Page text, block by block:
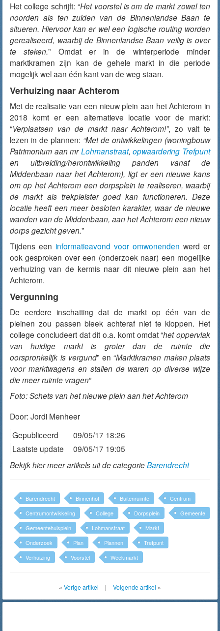
Het college schrijft: “Het voorstel is om de markt zowel ten
noorden als ten zuiden van de Binnenlandse Baan te
situeren. Hiervoor kan er wel een logische routing worden
gerealiseerd, waarbij de Binnenlandse Baan veilig is over
te steken.” Omdat er in de winterperiode minder
marktkramen zijn kan de gehele markt in die periode
mogelijk wel aan één kant van de weg staan.
Verhuizing naar Achterom
Met de realisatie van een nieuw plein aan het Achterom in
2018 komt er een alternatieve locatie voor de markt:
“Verplaatsen van de markt naar Achterom!”, zo valt te
lezen in de plannen: “Met de ontwikkelingen (woningbouw
Patrimonium aan mrLohmanstraat,opwaardering Trefpunt
en uitbreiding/herontwikkeling panden vanaf de
Middenbaan naar het Achterom), ligt er een nieuwe kans
om op het Achterom een dorpsplein te realiseren, waarbij
de markt als trekpleister goed kan functioneren. Deze
locatie heeft een meer besloten karakter, waar de nieuwe
wanden van de Middenbaan, aan het Achterom een nieuw
dorps gezicht geven.”
Tijdens een informatieavond voor omwonenden werd er
ook gesproken over een (onderzoek naar) een mogelijke
verhuizing van de kermis naar dit nieuwe plein aan het
Achterom.
Vergunning
De eerdere inschatting dat de markt op één van de
pleinen zou passen bleek achteraf niet te kloppen. Het
college concludeert dat dit o.a. komt omdat “het oppervlak
van huidige markt is groter dan de ruimte die
oorspronkelijk is vergund” en “Marktkramen maken plaats
voor marktwagens en stallen de waren op diverse wijze
die meer ruimte vragen”
Foto: Schets van het nieuwe plein aan het Achterom
Door: Jordi Menheer
Gepubliceerd
09/05/17 18:26
Laatste update
09/05/17 19:05
Bekijk hier meer artikels uit de categorieBarendrecht
Barendrecht Binnenhof Buitenruimte
Centrum
Centrumontwikkeling
College Dorpsplein
Gemeente
Gemeentehuisplein
Lohmanstraat
Markt
Onderzoek
Plan Plannen
Trefpunt
Verhuizing
Voorstel Weekmarkt
« Vorige artikel | Volgende artikel »